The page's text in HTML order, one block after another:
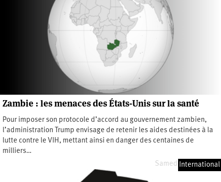
Zambie : les menaces des États-Unis sur la santé
Pour imposer son protocole d’accord au gouvernement zambien,
l’administration Trump envisage de retenir les aides destinées à la
lutte contre le VIH, mettant ainsi en danger des centaines de
milliers…
Samedi 20 juin 2026
International